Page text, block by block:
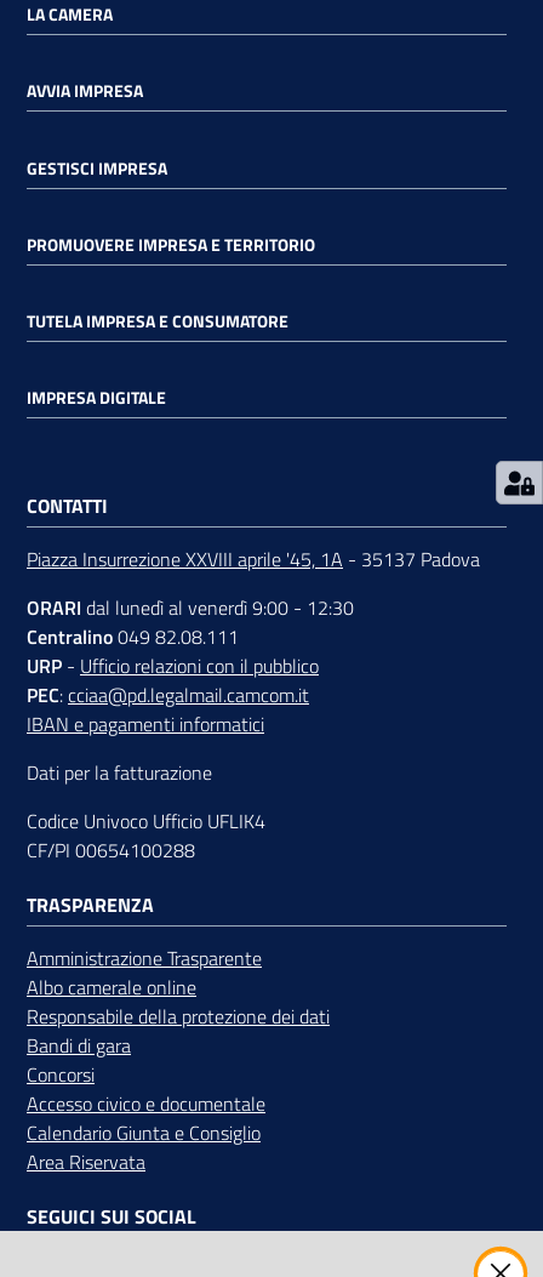
La
zione
on line
Servizi
online
Contatti
tter
Sala
Stampa
Seguici
su
LA CAMERA
AVVIA IMPRESA
GESTISCI IMPRESA
PROMUOVERE IMPRESA E TERRITORIO
TUTELA IMPRESA E CONSUMATORE
IMPRESA DIGITALE
CONTATTI
Piazza Insurrezione XXVIII aprile '45, 1A - 35137 Padova
ORARI dal lunedì al venerdì 9:00 - 12:30
Centralino049 82.08.111
URP - Ufficio relazioni con il pubblico
PEC:cciaa@pd.legalmail.camcom.it
IBAN e pagamenti informatici
Dati per la fatturazione
Codice Univoco Ufficio UFLIK4
CF/PI 00654100288
TRASPARENZA
Amministrazione Trasparente
Albo camerale online
Responsabile della protezione dei dati
Bandi di gara
Concorsi
Accesso civico e documentale
Calendario Giunta e Consiglio
Area Riservata
SEGUICI SUI SOCIAL